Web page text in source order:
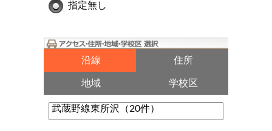
指定無し
沿線 住所
地域 学校区